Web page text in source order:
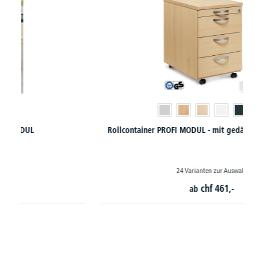
Rollcontainer PROFI MODUL - mit gedämpften Selbsteinzug